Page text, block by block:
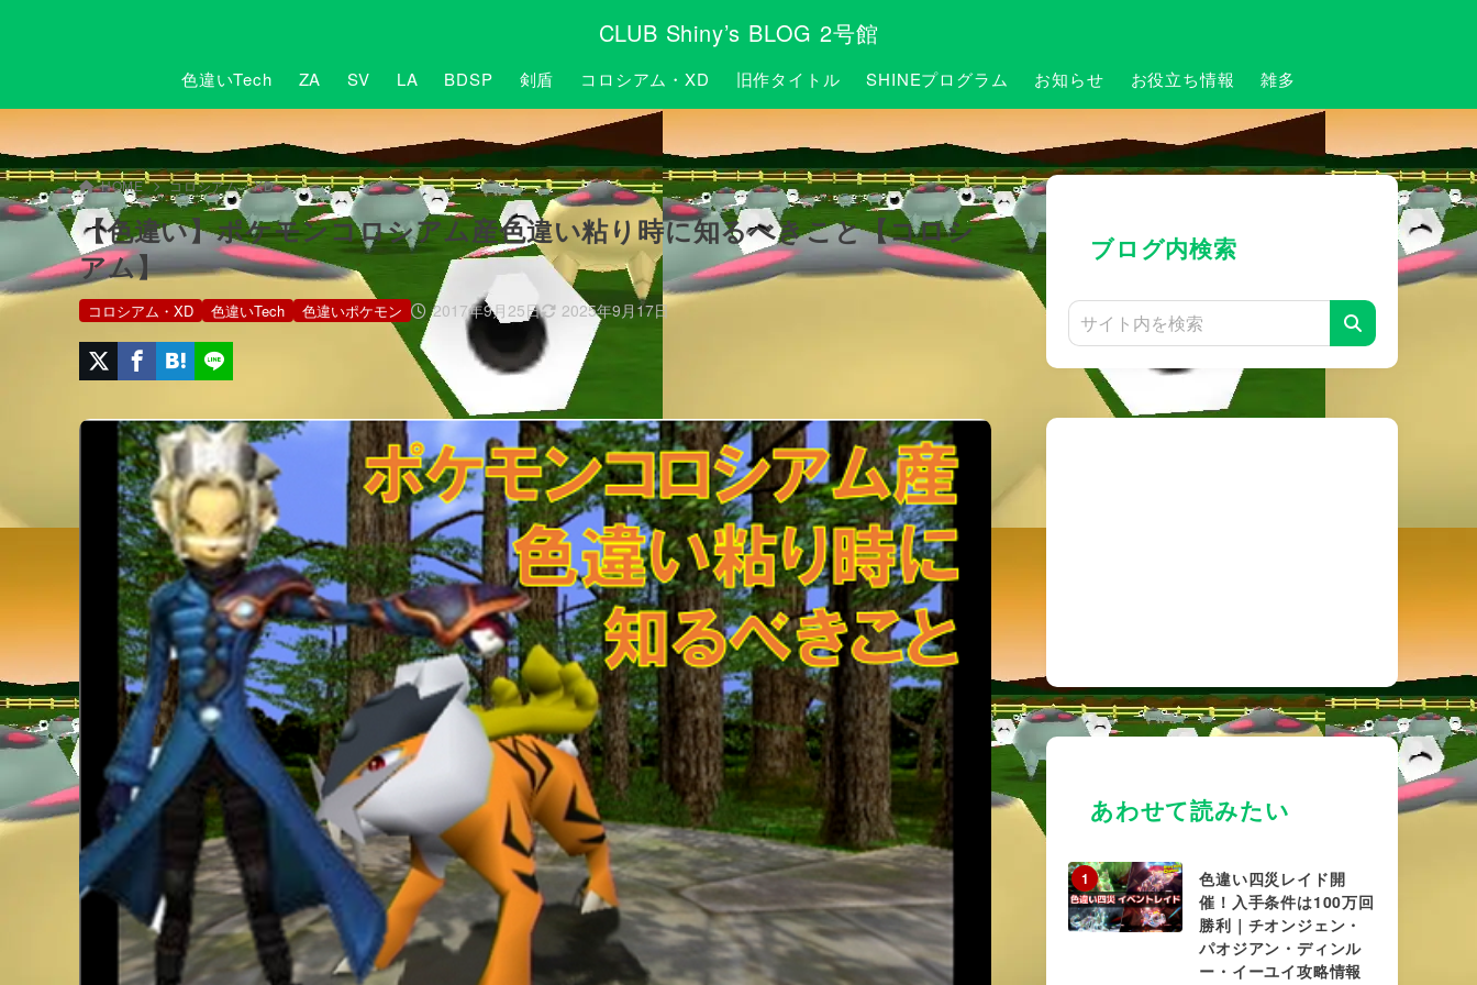
CLUB Shiny’s BLOG 2号館
色違いTech ZA SV LA BDSP 剣盾 コロシアム・XD 旧作タイトル SHINEプログラム お知らせ お役立ち情報 雑多
HOME コロシアム・XD
【色違い】ポケモンコロシアム産色違い粘り時に知るべきこと【コロシ
アム】
2017年9月25日 2025年9月17日
コロシアム・XD 色違いTech 色違いポケモン
ブログ内検索
あわせて読みたい
1
色違い四災レイド開
催！入手条件は100万回
勝利｜チオンジェン・
パオジアン・ディンル
ー・イーユイ攻略情報